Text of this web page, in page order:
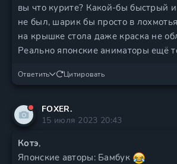
вы что курите? Какой-бы быстрый
не был, шарик бы просто в
на крышке стола даже краска не
Реально японские аниматоры ещё
Ответить Цитировать
FOXER.
15 июля 2023 20:43
Котэ,
Японские авторы: Бамбук